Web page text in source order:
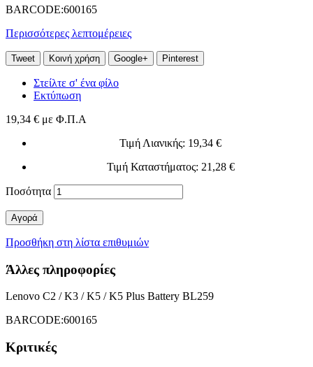
BARCODE:600165
Περισσότερες λεπτομέρειες
Tweet Κοινή χρήση Google+ Pinterest
Στείλτε σ' ένα φίλο
Εκτύπωση
19,34 € με Φ.Π.Α
Τιμή Λιανικής: 19,34 €
Τιμή Καταστήματος: 21,28 €
Ποσότητα
Αγορά
Προσθήκη στη λίστα επιθυμιών
Άλλες πληροφορίες
Lenovo C2 / K3 / K5 / K5 Plus Battery BL259
BARCODE:600165
Κριτικές